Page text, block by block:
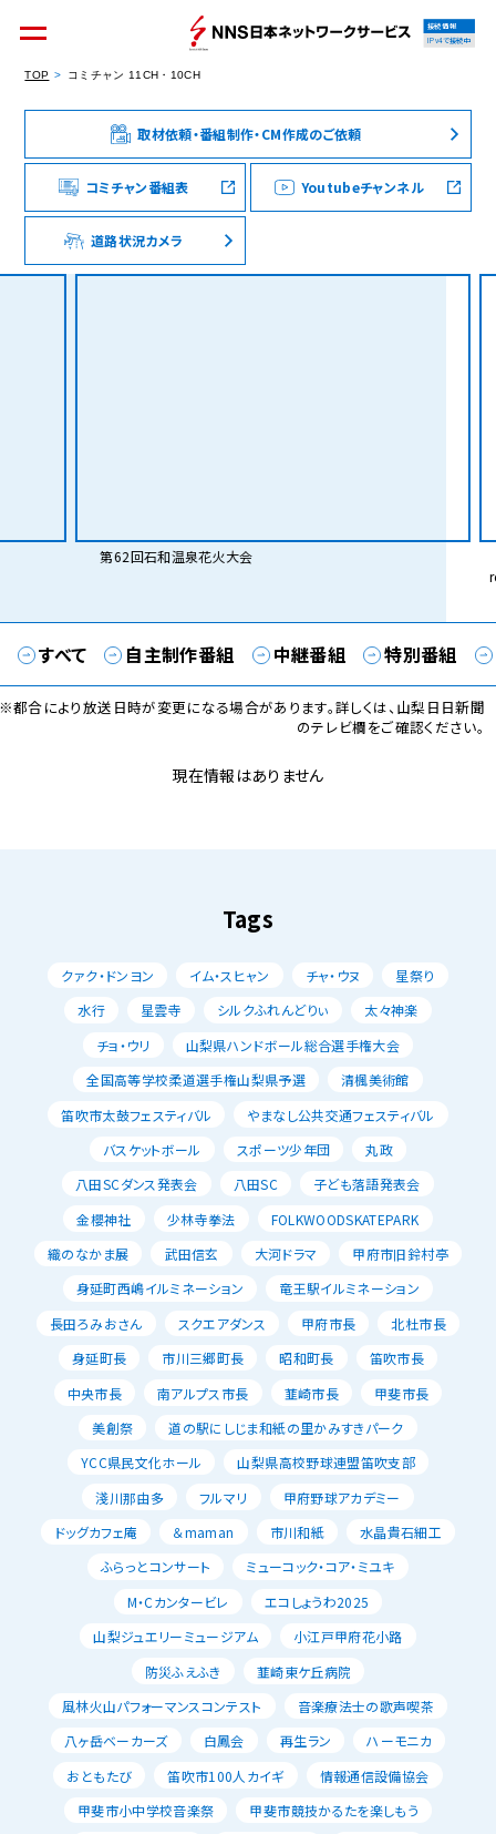
個人のお客様 集合住宅オーナーの方
法人のお客様 料金シミュレーション
接続情報
IPv4で接続中
TOP コミチャン 11CH・10CH
取材依頼・番組制作・CM作成のご依頼
コミチャン番組表 Youtubeチャンネル
道路状況カメラ
第62回石和温泉花火大会
すべて 自主制作番組 中継番組 特別番組
都合により放送日時が変更になる場合があります。詳しくは、山梨日日新聞
のテレビ欄をご確認ください。
現在情報はありません
Tags
クァク・ドンヨン イム・スヒャン チャ・ウヌ
星祭り
水行
星雲寺 シルクふれんどりぃ
太々神楽
チョ・ウリ
山梨県ハンドボール総合選手権大会
全国高等学校柔道選手権山梨県予選
清楓美術館
笛吹市太鼓フェスティバル
やまなし公共交通フェスティバル
バスケットボール
スポーツ少年団
丸政
八田SCダンス発表会
八田SC
子ども落語発表会
金櫻神社
少林寺拳法
FOLKWOODSKATEPARK
織のなかま展
武田信玄 大河ドラマ
甲府市旧鈴村亭
身延町西嶋イルミネーション
竜王駅イルミネーション
長田ろみおさん
スクエアダンス 甲府市長
北杜市長
身延町長
市川三郷町長 昭和町長
笛吹市長
中央市長
南アルプス市長 韮崎市長
甲斐市長
美創祭
道の駅にしじま和紙の里かみすきパーク
YCC県民文化ホール
山梨県高校野球連盟笛吹支部
淺川那由多
フルマリ
甲府野球アカデミー
ドッグカフェ庵
＆maman 市川和紙
水晶貴石細工
ふらっとコンサート
ミューコック・コア・ミユキ
M・Cカンタービレ
エコしょうわ2025
山梨ジュエリーミュージアム
小江戸甲府花小路
防災ふえふき
韮崎東ケ丘病院
風林火山パフォーマンスコンテスト
音楽療法士の歌声喫茶
八ヶ岳ベーカーズ
白鳳会 再生ラン
ハーモニカ
おともたび
笛吹市100人カイギ
情報通信設備協会
甲斐市小中学校音楽祭
甲斐市競技かるたを楽しもう